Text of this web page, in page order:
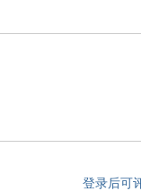
登录后可